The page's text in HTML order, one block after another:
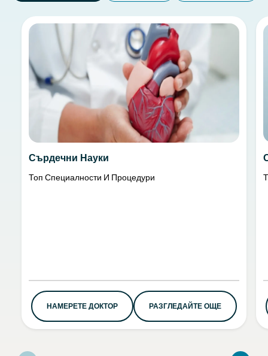
Сърдечни Науки
Топ Специалности И Процедури
НАМЕРЕТЕ ДОКТОР РАЗГЛЕДАЙТЕ ОЩЕ